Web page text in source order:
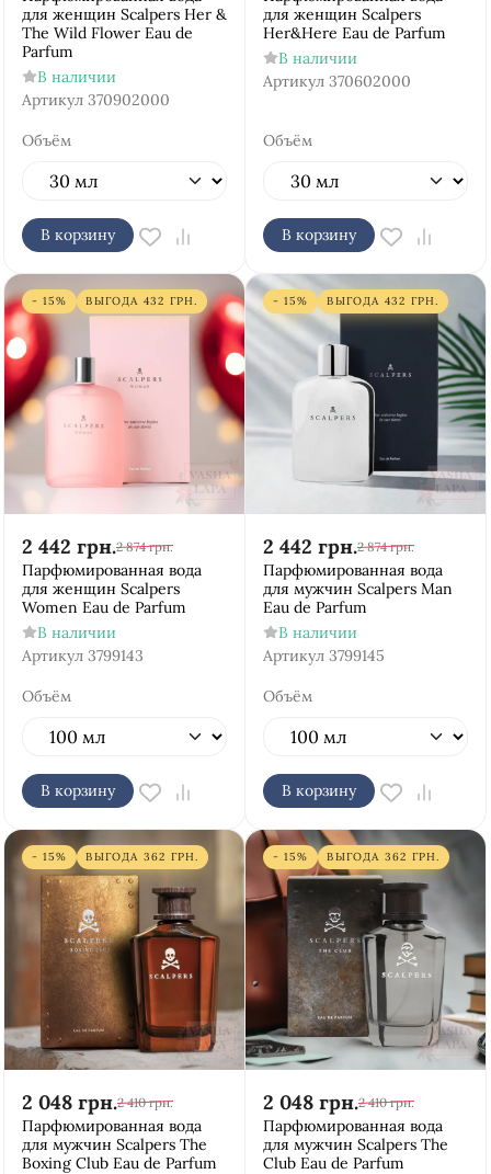
для женщин Scalpers Her &
The Wild Flower Eau de
Parfum
В наличии
Артикул 370902000
Объём
В корзину
для женщин Scalpers
Her&Here Eau de Parfum
В наличии
Артикул 370602000
Объём
В корзину
- 15% ВЫГОДА 432 ГРН.
2 442 грн.2 874 грн.
Парфюмированная вода
для женщин Scalpers
Women Eau de Parfum
В наличии
Артикул 3799143
Объём
В корзину
- 15% ВЫГОДА 432 ГРН.
2 442 грн.2 874 грн.
Парфюмированная вода
для мужчин Scalpers Man
Eau de Parfum
В наличии
Артикул 3799145
Объём
В корзину
- 15% ВЫГОДА 362 ГРН.
2 048 грн.2 410 грн.
Парфюмированная вода
для мужчин Scalpers The
Boxing Club Eau de Parfum
- 15% ВЫГОДА 362 ГРН.
2 048 грн.2 410 грн.
Парфюмированная вода
для мужчин Scalpers The
Club Eau de Parfum